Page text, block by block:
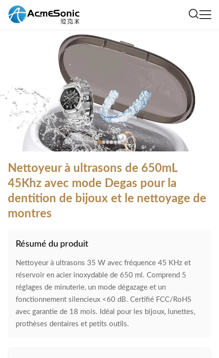
Nettoyeur à ultrasons de 650mL
45Khz avec mode Degas pour la
dentition de bijoux et le nettoyage de
montres
Résumé du produit
Nettoyeur à ultrasons 35 W avec fréquence 45 KHz et
réservoir en acier inoxydable de 650 ml. Comprend 5
réglages de minuterie, un mode dégazage et un
fonctionnement silencieux <60 dB. Certifié FCC/RoHS
avec garantie de 18 mois. Idéal pour les bijoux, lunettes,
prothèses dentaires et petits outils.